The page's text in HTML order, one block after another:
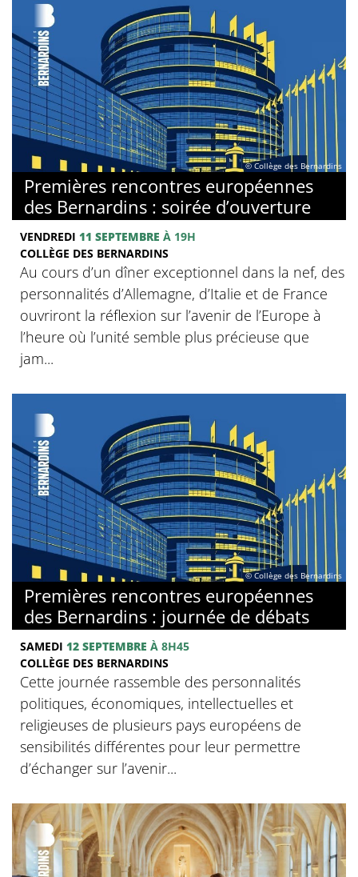
© Collège des Bernardins
Premières rencontres européennes
des Bernardins : soirée d’ouverture
VENDREDI 11 SEPTEMBRE À 19H
COLLÈGE DES BERNARDINS
Au cours d’un dîner exceptionnel dans la nef, des
personnalités d’Allemagne, d’Italie et de France
ouvriront la réflexion sur l’avenir de l’Europe à
l’heure où l’unité semble plus précieuse que
jam...
© Collège des Bernardins
Premières rencontres européennes
des Bernardins : journée de débats
SAMEDI 12 SEPTEMBRE À 8H45
COLLÈGE DES BERNARDINS
Cette journée rassemble des personnalités
politiques, économiques, intellectuelles et
religieuses de plusieurs pays européens de
sensibilités différentes pour leur permettre
d’échanger sur l’avenir...